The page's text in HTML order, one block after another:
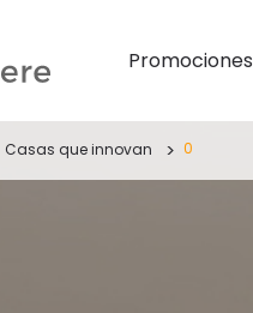
Promociones
Casas que innovan 0